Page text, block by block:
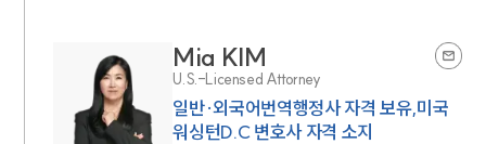
Mia KIM
U.S.-Licensed Attorney
일반·외국어번역행정사 자격 보유,미국
워싱턴D.C 변호사 자격 소지